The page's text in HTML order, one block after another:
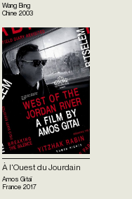
Wang Bing
Chine 2003
À l'Ouest du Jourdain
Amos Gitaï
France 2017